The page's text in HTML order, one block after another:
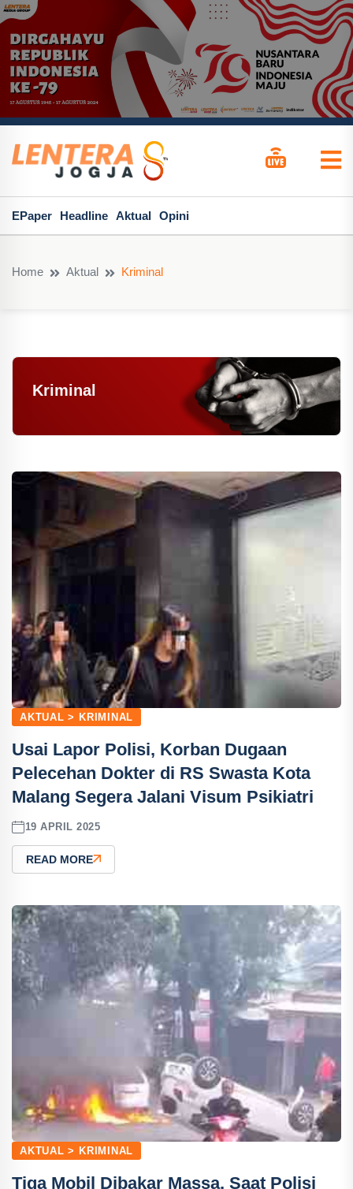
EPaper Headline Aktual Opini
Home Aktual Kriminal
Kriminal
AKTUAL > KRIMINAL
Usai Lapor Polisi, Korban Dugaan
Pelecehan Dokter di RS Swasta Kota
Malang Segera Jalani Visum Psikiatri
19 APRIL 2025
READ MORE
AKTUAL > KRIMINAL
Tiga Mobil Dibakar Massa, Saat Polisi